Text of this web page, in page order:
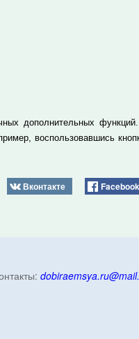
дополнительных
воспользовавшись
Вконтакте Facebook